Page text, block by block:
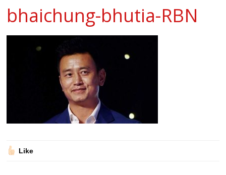
bhaichung-bhutia-RBN
Like